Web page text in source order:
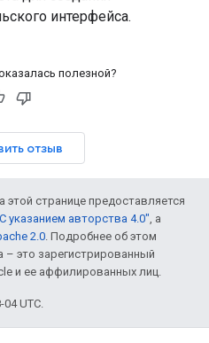
интерфейса.
полезной?
отзыв
этой странице предоставляется
указанием авторства 4.0", а
2.0. Подробнее об этом
– это зарегистрированный
и ее аффилированных лиц.
UTC.